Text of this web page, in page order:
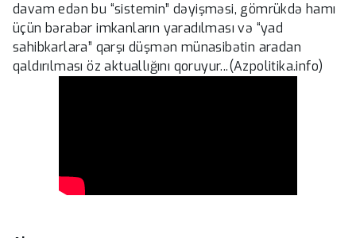
davam edən bu “sistemin” dəyişməsi, gömrükdə hamı
üçün bərabər imkanların yaradılması və “yad
sahibkarlara” qarşı düşmən münasibətin aradan
qaldırılması öz aktuallığını qoruyur...(Azpolitika.info)